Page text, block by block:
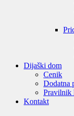
Dijaški dom
Cenik
Dodatna
Pravilnik
Kontakt